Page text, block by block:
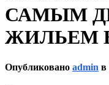
САМЫМ
ЖИЛЬЕМ
Опубликовано admin в